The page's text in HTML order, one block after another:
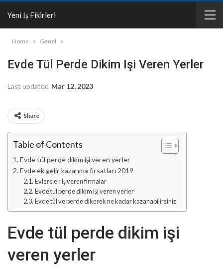
Yeni İş Fikirleri
Home Genel
Evde Tül Perde Dikim Işi Veren Yerler
Last updated Mar 12, 2023
Share
Table of Contents
Evde tül perde dikim işi veren yerler
Evde ek gelir kazanma fırsatları 2019
Evlere ek iş veren firmalar
Evde tül perde dikim işi veren yerler
Evde tül ve perde dikerek ne kadar kazanabilirsiniz
Evde tül perde dikim işi
veren yerler